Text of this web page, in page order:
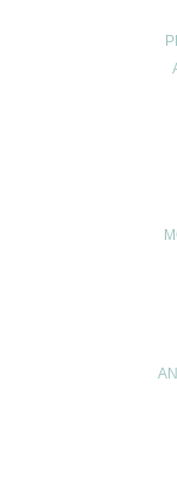
en la
diarrea por
vitaminas A, B,
Conociendo la
particular,
salud y motivos